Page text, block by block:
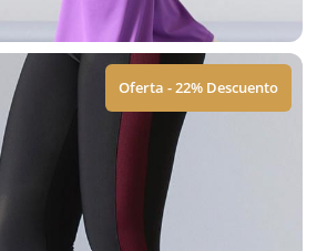
Oferta - 22% Descuento